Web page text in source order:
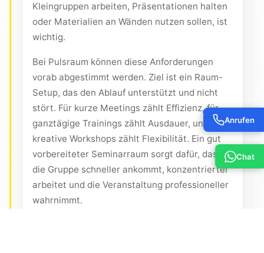
Kleingruppen arbeiten, Präsentationen halten
oder Materialien an Wänden nutzen sollen, ist
wichtig.
Bei Pulsraum können diese Anforderungen
vorab abgestimmt werden. Ziel ist ein Raum-
Setup, das den Ablauf unterstützt und nicht
stört. Für kurze Meetings zählt Effizienz, für
ganztägige Trainings zählt Ausdauer, und für
kreative Workshops zählt Flexibilität. Ein gut
vorbereiteter Seminarraum sorgt dafür, dass
die Gruppe schneller ankommt, konzentrierter
arbeitet und die Veranstaltung professioneller
wahrnimmt.
Anrufen
Chat